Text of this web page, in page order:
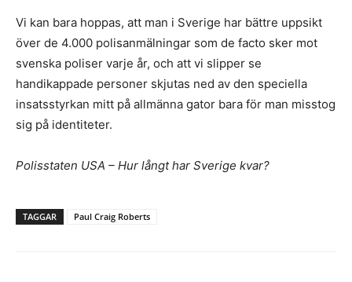
Vi kan bara hoppas, att man i Sverige har bättre uppsikt
över de 4.000 polisanmälningar som de facto sker mot
svenska poliser varje år, och att vi slipper se
handikappade personer skjutas ned av den speciella
insatsstyrkan mitt på allmänna gator bara för man misstog
sig på identiteter.
Polisstaten USA – Hur långt har Sverige kvar?
TAGGAR Paul Craig Roberts